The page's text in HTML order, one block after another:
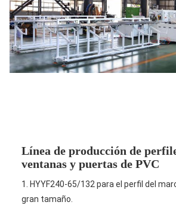
Línea de producción de
ventanas y puertas de PVC
1. HYYF240-65/132 para el perfil del
gran tamaño.